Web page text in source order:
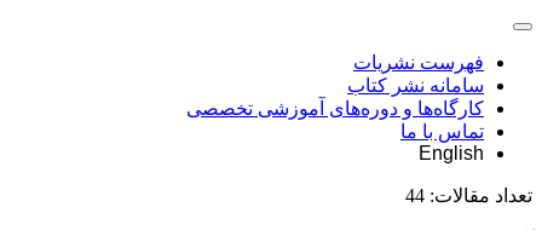
فهرست نشریات
سامانه نشر کتاب
کارگاه‌ها و دوره‌های آموزشی تخصصی
تماس با ما
English
تعداد مقالات: 44